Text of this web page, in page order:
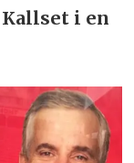
i en